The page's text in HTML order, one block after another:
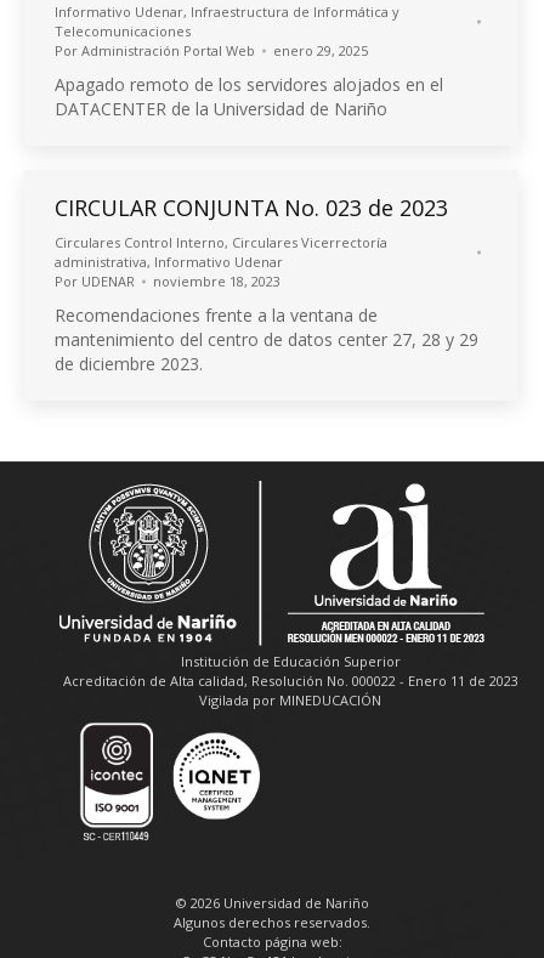
Informativo Udenar, Infraestructura de Informática y
Telecomunicaciones
Por Administración Portal Web enero 29, 2025
Apagado remoto de los servidores alojados en el
DATACENTER de la Universidad de Nariño
CIRCULAR CONJUNTA No. 023 de 2023
Circulares Control Interno, Circulares Vicerrectoría
administrativa, Informativo Udenar
Por UDENAR noviembre 18, 2023
Recomendaciones frente a la ventana de
mantenimiento del centro de datos center 27, 28 y 29
de diciembre 2023.
Institución de Educación Superior
Acreditación de Alta calidad, Resolución No. 000022 - Enero 11 de 2023
Vigilada por MINEDUCACIÓN
© 2026 Universidad de Nariño
Algunos derechos reservados.
Contacto página web: